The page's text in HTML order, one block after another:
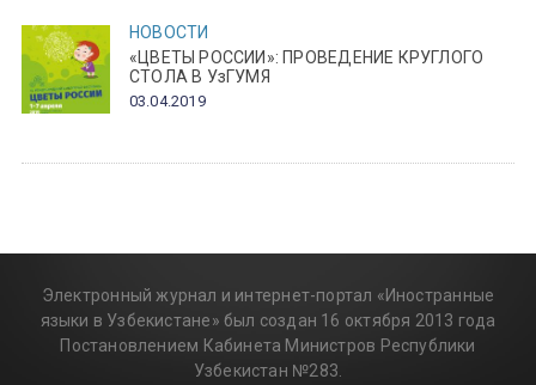
НОВОСТИ
«ЦВЕТЫ РОССИИ»: ПРОВЕДЕНИЕ КРУГЛОГО
СТОЛА В УзГУМЯ
03.04.2019
Электронный журнал и интернет-портал «Иностранные
языки в Узбекистане» был создан 16 октября 2013 года
Постановлением Кабинета Министров Республики
Узбекистан №283.